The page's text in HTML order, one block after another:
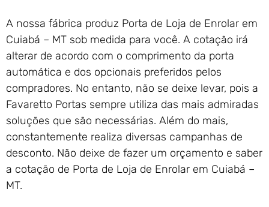
A nossa fábrica produz Porta de Loja de Enrolar em
Cuiabá – MT sob medida para você. A cotação irá
alterar de acordo com o comprimento da porta
automática e dos opcionais preferidos pelos
compradores. No entanto, não se deixe levar, pois a
Favaretto Portas sempre utiliza das mais admiradas
soluções que são necessárias. Além do mais,
constantemente realiza diversas campanhas de
desconto. Não deixe de fazer um orçamento e saber
a cotação de Porta de Loja de Enrolar em Cuiabá –
MT.